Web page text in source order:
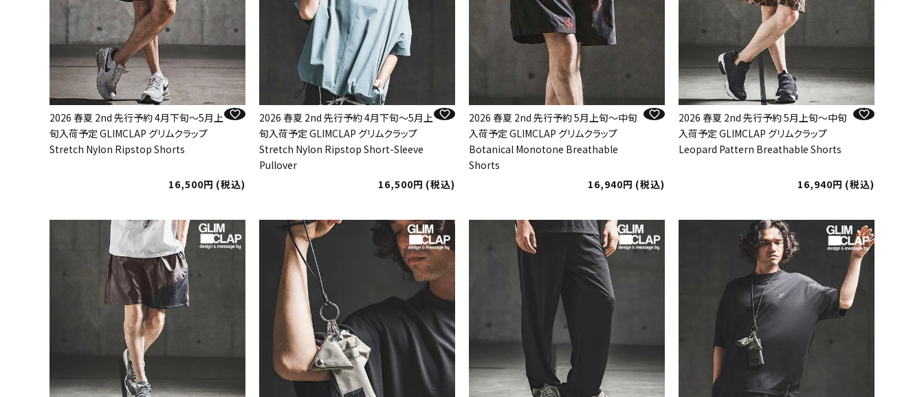
2026 春夏 2nd 先行予約 4月下旬～5月上
旬入荷予定 GLIMCLAP グリムクラップ
Stretch Nylon Ripstop Shorts
16,500 税込
2026 春夏 2nd 先行予約 4月下旬～5月上
旬入荷予定 GLIMCLAP グリムクラップ
Stretch Nylon Ripstop Short-Sleeve
Pullover
16,500
税込
2026 春夏 2nd 先行予約 5月上旬～中旬
入荷予定 GLIMCLAP グリムクラップ
Botanical Monotone Breathable
Shorts
16,940
税込
2026 春夏 2nd 先行予約 5月上旬～中旬
入荷予定 GLIMCLAP グリムクラップ
Leopard Pattern Breathable Shorts
16,940 税込